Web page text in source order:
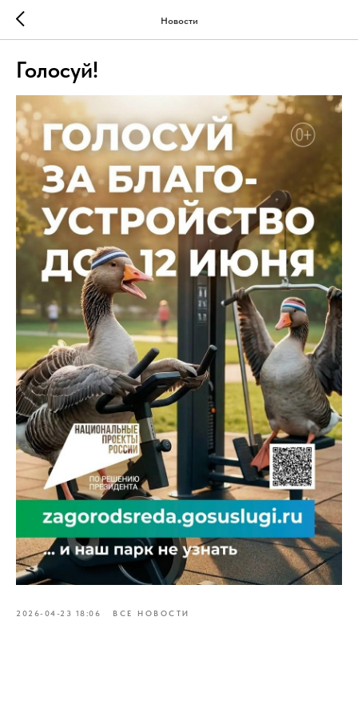
Новости
Голосуй!
2026-04-23 18:06 ВСЕ НОВОСТИ